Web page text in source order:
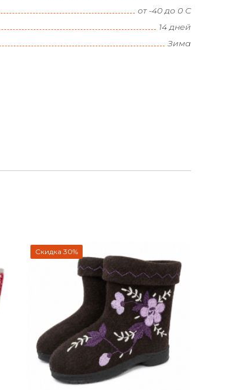
от -40 до 0 С
14 дней
Зима
Скидка 30%